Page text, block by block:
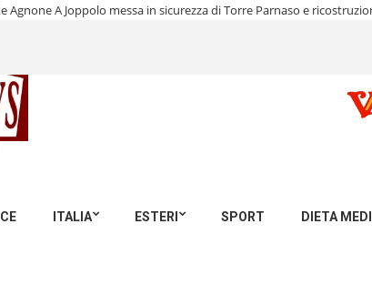
AgnoneA Joppolo messa in sicurezza di Torre Parnaso e
ITALIA ESTERI SPORT DIETA